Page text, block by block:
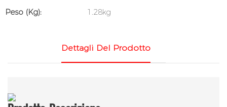
Peso (kg):
1.28kg
Dettagli Del Prodotto